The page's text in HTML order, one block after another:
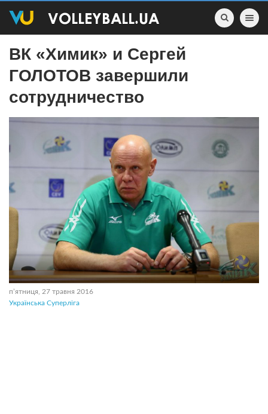
Toggle
ВК «Химик» и Сергей
ГОЛОТОВ завершили
сотрудничество
пʼятниця, 27 травня 2016
Українська Суперліга